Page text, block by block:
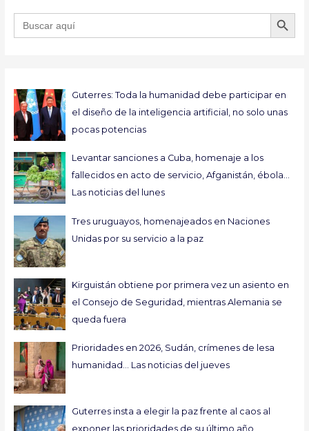
Buscar: BOTÓN DE
Guterres: Toda la humanidad debe participar en
el diseño de la inteligencia artificial, no solo unas
pocas potencias
Levantar sanciones a Cuba, homenaje a los
fallecidos en acto de servicio, Afganistán, ébola…
Las noticias del lunes
Tres uruguayos, homenajeados en Naciones
Unidas por su servicio a la paz
Kirguistán obtiene por primera vez un asiento en
el Consejo de Seguridad, mientras Alemania se
queda fuera
Prioridades en 2026, Sudán, crímenes de lesa
humanidad… Las noticias del jueves
Guterres insta a elegir la paz frente al caos al
exponer las prioridades de su último año